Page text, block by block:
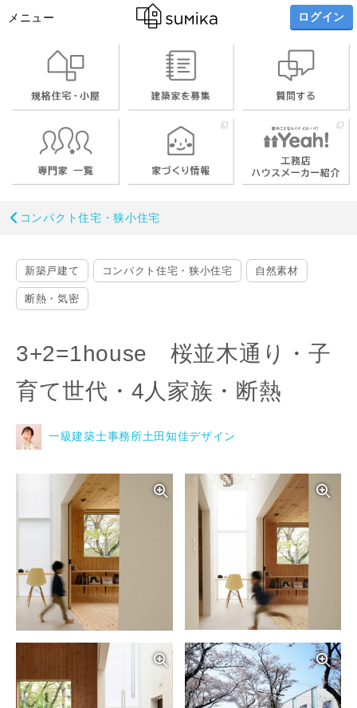
メニュー ログイン
コンパクト住宅・狭小住宅
新築戸建て コンパクト住宅・狭小住宅 自然素材
断熱・気密
3+2=1house 桜並木通り・子
育て世代・4人家族・断熱
一級建築士事務所土田知佳デザイン
写真を拡大する
写真を拡大する